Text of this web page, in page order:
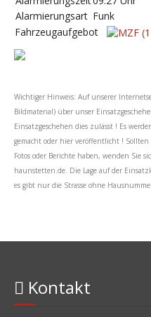
Alarmierungsart Funk
Fahrzeugaufgebot
Wichtiger Hinweis: Auf unserer
Bildmaterial) über unser
Einsatzgeschehen dies zulässt ! Es
gemacht oder hier veröffentlicht !
Fotos oder Berichte haben, wenden Sie
haunstetten.de. Die Lage auf der
es gibt nur die Strasse ohne
Kontakt